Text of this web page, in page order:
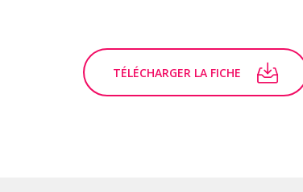
TÉLÉCHARGER LA FICHE